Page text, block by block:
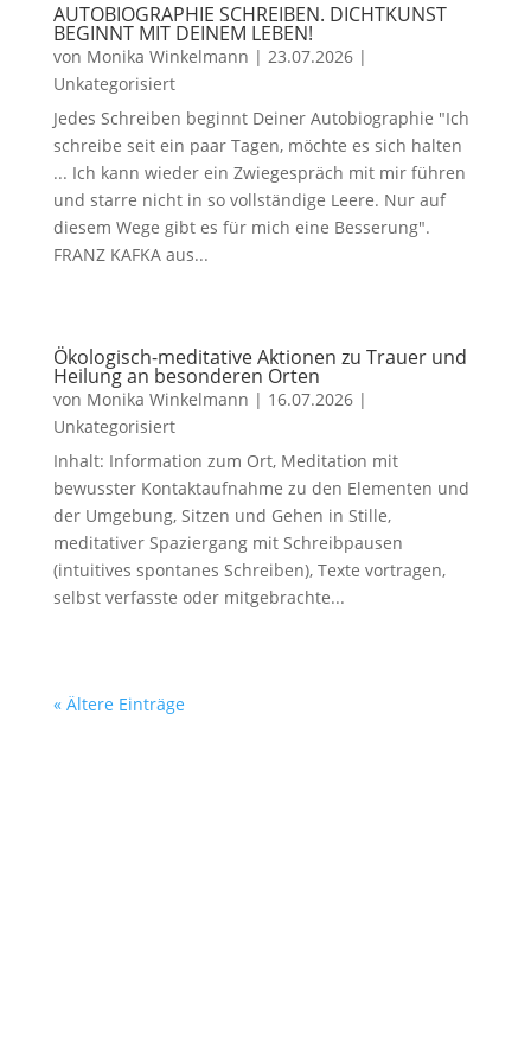
AUTOBIOGRAPHIE SCHREIBEN. DICHTKUNST
BEGINNT MIT DEINEM LEBEN!
von Monika Winkelmann | 23.07.2026|
Unkategorisiert
Jedes Schreiben beginnt Deiner Autobiographie "Ich
schreibe seit ein paar Tagen, möchte es sich halten
... Ich kann wieder ein Zwiegespräch mit mir führen
und starre nicht in so vollständige Leere. Nur auf
diesem Wege gibt es für mich eine Besserung".
FRANZ KAFKA aus...
Ökologisch-meditative Aktionen zu Trauer und
Heilung an besonderen Orten
von Monika Winkelmann | 16.07.2026|
Unkategorisiert
Inhalt: Information zum Ort, Meditation mit
bewusster Kontaktaufnahme zu den Elementen und
der Umgebung, Sitzen und Gehen in Stille,
meditativer Spaziergang mit Schreibpausen
(intuitives spontanes Schreiben), Texte vortragen,
selbst verfasste oder mitgebrachte...
« Ältere Einträge